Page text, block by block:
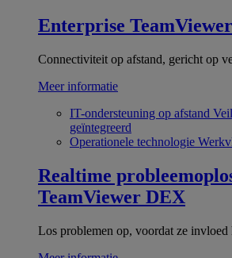
Enterprise
Connectiviteit op afstand, gericht op
Meer informatie
IT-ondersteuning op afstand
geïntegreerd
Operationele technologie
Realtime
TeamViewer DEX
Los problemen op, voordat ze invloed